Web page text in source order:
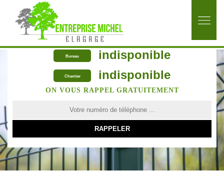
Bureau indisponible
Chantier indisponible
ON VOUS RAPPEL GRATUITEMENT